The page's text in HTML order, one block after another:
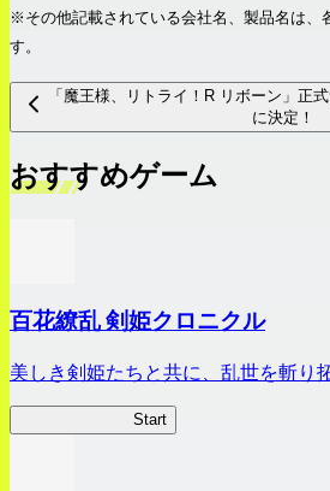
※その他記載されている会社名、製品名は、
す。
「魔王様、リトライ！R リボーン」正
に決定！
おすすめゲーム
百花繚乱 剣姫クロニクル
美しき剣姫たちと共に、乱世を斬り
Start